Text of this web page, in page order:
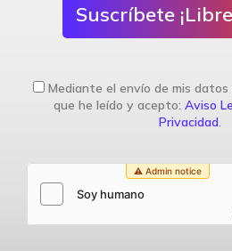
Suscríbete
Mediante el envío de mis datos
que he leído y acepto: Aviso
Privacidad.